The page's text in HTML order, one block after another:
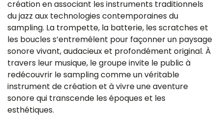
création en associant les instruments traditionnels
du jazz aux technologies contemporaines du
sampling. La trompette, la batterie, les scratches et
les boucles s’entremêlent pour façonner un paysage
sonore vivant, audacieux et profondément original. À
travers leur musique, le groupe invite le public à
redécouvrir le sampling comme un véritable
instrument de création et à vivre une aventure
sonore qui transcende les époques et les
esthétiques.